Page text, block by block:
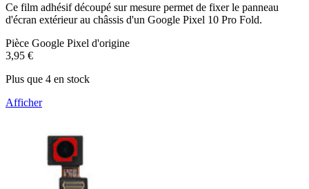
Ce film adhésif découpé sur mesure permet de fixer le panneau
d'écran extérieur au châssis d'un Google Pixel 10 Pro Fold.
Pièce Google Pixel d'origine
3,95 €
Plus que 4 en stock
Afficher